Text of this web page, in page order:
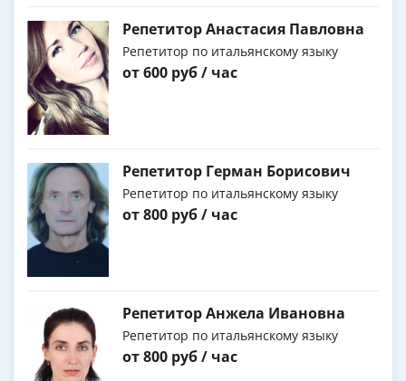
Репетитор Анастасия Павловна
Репетитор по итальянскому языку
от 600 руб / час
Репетитор Герман Борисович
Репетитор по итальянскому языку
от 800 руб / час
Репетитор Анжела Ивановна
Репетитор по итальянскому языку
от 800 руб / час